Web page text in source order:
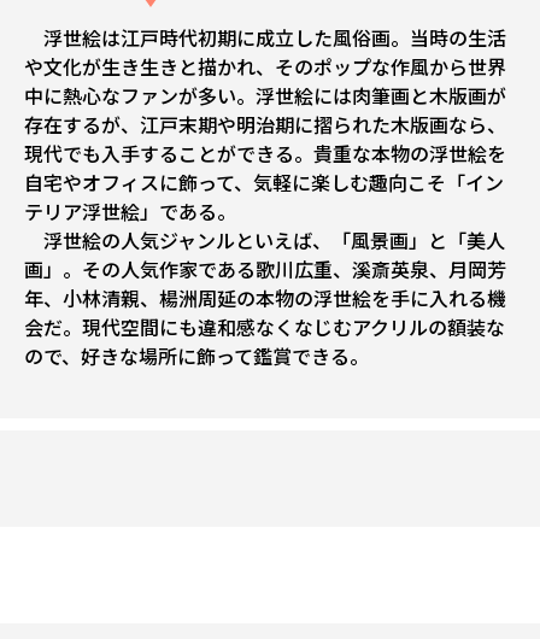
浮世絵は江戸時代初期に成立した風俗画。当時の生活
や文化が生き生きと描かれ、そのポップな作風から世界
中に熱心なファンが多い。浮世絵には肉筆画と木版画が
存在するが、江戸末期や明治期に摺られた木版画なら、
現代でも入手することができる。貴重な本物の浮世絵を
自宅やオフィスに飾って、気軽に楽しむ趣向こそ「イン
テリア浮世絵」である。
浮世絵の人気ジャンルといえば、「風景画」と「美人
画」。その人気作家である歌川広重、溪斎英泉、月岡芳
年、小林清親、楊洲周延の本物の浮世絵を手に入れる機
会だ。現代空間にも違和感なくなじむアクリルの額装な
ので、好きな場所に飾って鑑賞できる。